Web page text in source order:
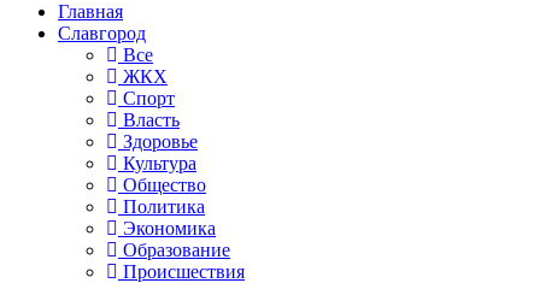
Главная
Славгород
Все
ЖКХ
Спорт
Власть
Здоровье
Культура
Общество
Политика
Экономика
Образование
Происшествия